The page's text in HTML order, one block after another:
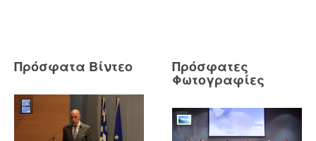
Πρόσφατα Βίντεο Πρόσφατες
Φωτογραφίες